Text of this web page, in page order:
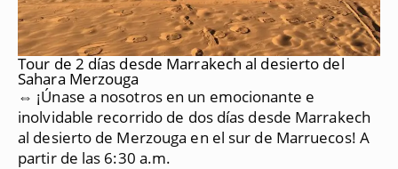
Tour de 2 días desde Marrakech al desierto del
Sahara Merzouga
⇔ ¡Únase a nosotros en un emocionante e
inolvidable recorrido de dos días desde Marrakech
al desierto de Merzouga en el sur de Marruecos! A
partir de las 6:30 a.m.